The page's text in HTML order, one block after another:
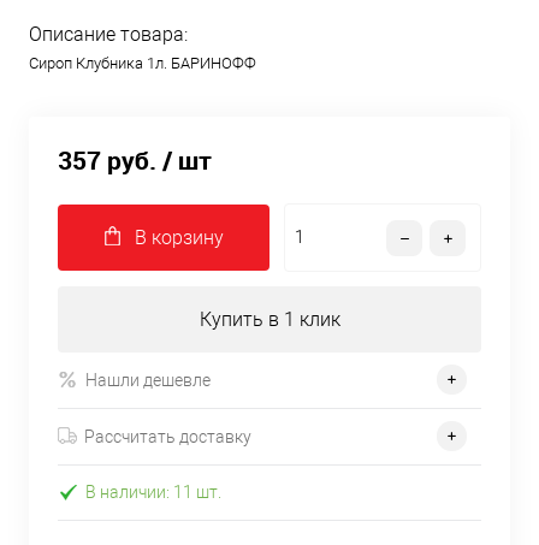
Описание товара:
Сироп Клубника 1л. БАРИНОФФ
357 руб. / шт
В корзину
Купить в 1 клик
Нашли дешевле
Рассчитать доставку
В наличии: 11 шт.